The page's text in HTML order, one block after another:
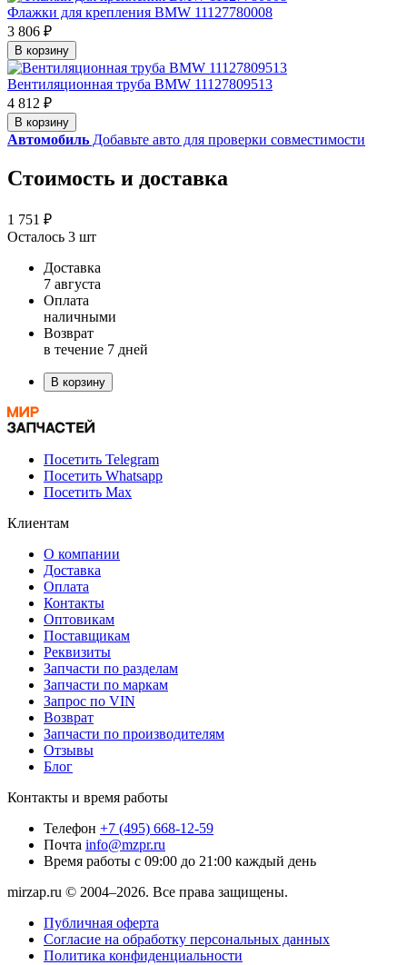
Флажки для крепления BMW 11127780008
3 806 ₽
В корзину
Вентиляционная труба BMW 11127809513
4 812 ₽
В корзину
Автомобиль Добавьте авто для проверки совместимости
Стоимость и доставка
1 751 ₽
Осталось 3 шт
Доставка
7 августа
Оплата
наличными
Возврат
в течение 7 дней
В корзину
Посетить Telegram
Посетить Whatsapp
Посетить Max
Клиентам
О компании
Доставка
Оплата
Контакты
Оптовикам
Поставщикам
Реквизиты
Запчасти по разделам
Запчасти по маркам
Запрос по VIN
Возврат
Запчасти по производителям
Отзывы
Блог
Контакты и время работы
Телефон +7 (495) 668-12-59
Почта info@mzpr.ru
Время работы с 09:00 до 21:00 каждый день
mirzap.ru © 2004–2026. Все права защищены.
Публичная оферта
Согласие на обработку персональных данных
Политика конфиденциальности